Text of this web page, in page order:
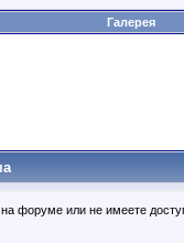
Галерея
форуме или не имеете